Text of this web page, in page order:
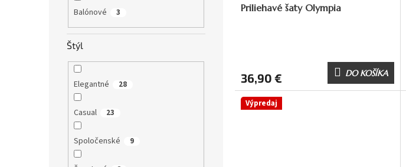
Balónové 3
Štýl
Elegantné 28
Casual 23
Spoločenské 9
Priliehavé šaty Olympia
36,90 € DO KOŠÍKA
Výpredaj